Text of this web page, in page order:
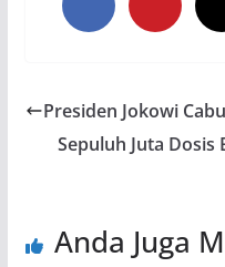
Presiden Jokowi
Sepuluh Juta Dosis
Anda Juga